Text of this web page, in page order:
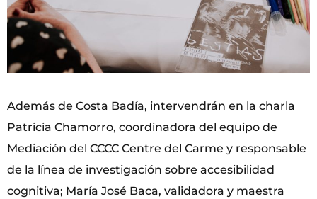
Además de Costa Badía, intervendrán en la charla
Patricia Chamorro, coordinadora del equipo de
Mediación del CCCC Centre del Carme y responsable
de la línea de investigación sobre accesibilidad
cognitiva; María José Baca, validadora y maestra